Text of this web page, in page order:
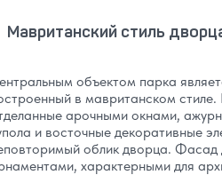
Мавританский стиль
объектом парка
в мавританском
арочными окнами,
и восточные декоративные
облик дворца. Фасад
характерными для